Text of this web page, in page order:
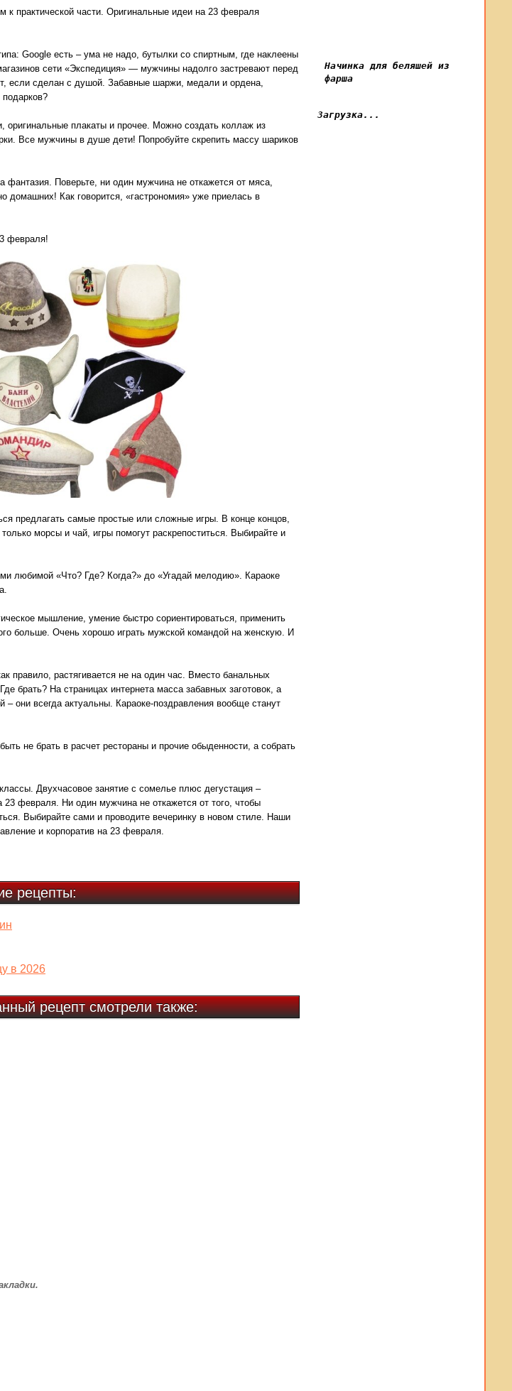
к практической части. Оригинальные идеи на 23 февраля
Google есть – ума не надо, бутылки со спиртным, где наклеены
сети «Экспедиция» — мужчины надолго застревают перед
если сделан с душой. Забавные шаржи, медали и ордена,
плакаты и прочее. Можно создать коллаж из
Все мужчины в душе дети! Попробуйте скрепить массу шариков
Поверьте, ни один мужчина не откажется от мяса,
домашних! Как говорится, «гастрономия» уже приелась в
февраля!
предлагать самые простые или сложные игры. В конце концов,
морсы и чай, игры помогут раскрепоститься. Выбирайте и
любимой «Что? Где? Когда?» до «Угадай мелодию». Караоке
мышление, умение быстро сориентироваться, применить
больше. Очень хорошо играть мужской командой на женскую. И
правило, растягивается не на один час. Вместо банальных
брать? На страницах интернета масса забавных заготовок, а
они всегда актуальны. Караоке-поздравления вообще станут
не брать в расчет рестораны и прочие обыденности, а собрать
Двухчасовое занятие с сомелье плюс дегустация –
февраля. Ни один мужчина не откажется от того, чтобы
Выбирайте сами и проводите вечеринку в новом стиле. Наши
и корпоратив на 23 февраля.
рецепты:
в 2026
рецепт смотрели также:
Начинка для беляшей из
фарша
Загрузка...